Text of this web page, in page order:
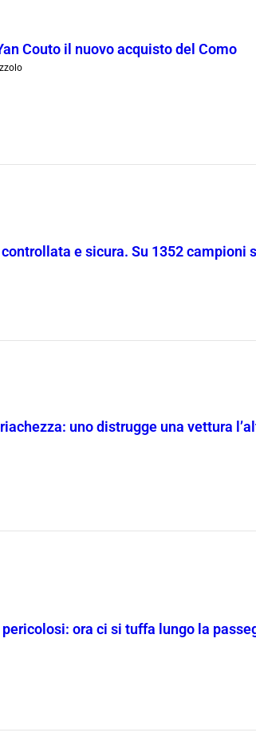
Couto il nuovo acquisto del Como
e sicura. Su 1352 campioni
uno distrugge una vettura
ora ci si tuffa lungo la